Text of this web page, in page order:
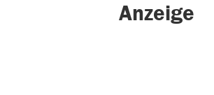
Anzeige